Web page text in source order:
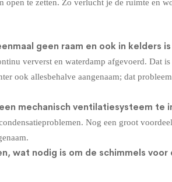
te zetten. Zo verlucht je de ruimte en
geen raam en ook in kelders
ververst en waterdamp afgevoerd. Dat
ook allesbehalve aangenaam; dat
mechanisch ventilatiesysteem te
Nog een groot
wat nodig is om de schimmels